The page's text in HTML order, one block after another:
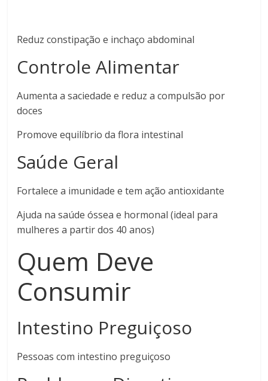
Reduz constipação e inchaço abdominal
Controle Alimentar
Aumenta a saciedade e reduz a compulsão por
doces
Promove equilíbrio da flora intestinal
Saúde Geral
Fortalece a imunidade e tem ação antioxidante
Ajuda na saúde óssea e hormonal (ideal para
mulheres a partir dos 40 anos)
Quem Deve
Consumir
Intestino Preguiçoso
Pessoas com intestino preguiçoso